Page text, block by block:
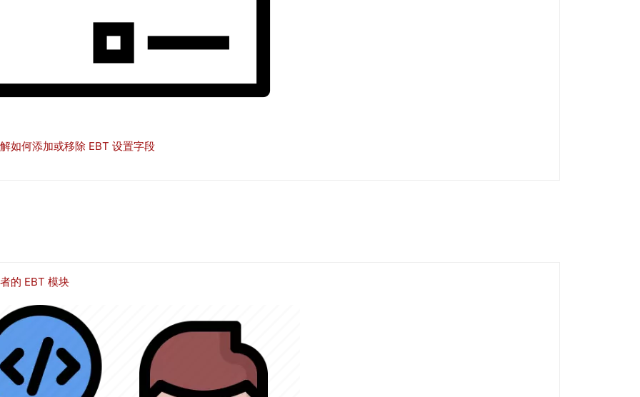
如何添加或移除 EBT 设置字段
的 EBT 模块